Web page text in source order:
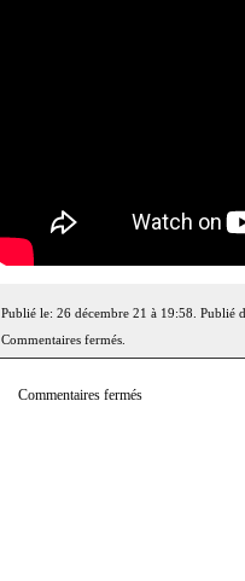
Publié le: 26 décembre 21 à 19:58. Publié
Commentaires fermés.
Commentaires fermés